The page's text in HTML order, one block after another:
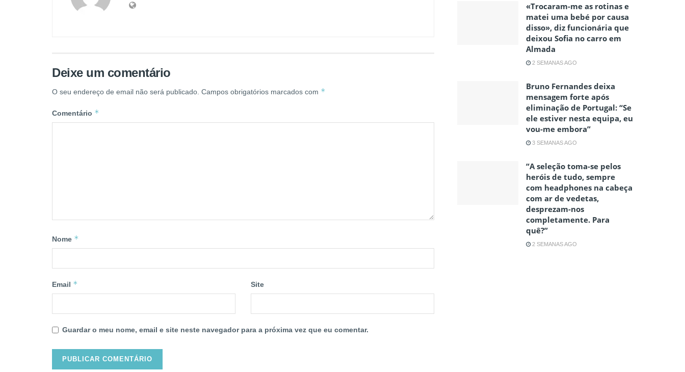
Deixe um comentário
O seu endereço de email não será publicado. Campos obrigatórios marcados com *
Comentário *
Nome *
Email * Site
Guardar o meu nome, email e site neste navegador para a próxima vez que eu comentar.
«Trocaram-me as rotinas e
matei uma bebé por causa
disso», diz funcionária que
deixou Sofia no carro em
Almada
2 SEMANAS AGO
Bruno Fernandes deixa
mensagem forte após
eliminação de Portugal: “Se
ele estiver nesta equipa, eu
vou-me embora”
3 SEMANAS AGO
“A seleção toma-se pelos
heróis de tudo, sempre
com headphones na cabeça
com ar de vedetas,
desprezam-nos
completamente. Para
quê?”
2 SEMANAS AGO